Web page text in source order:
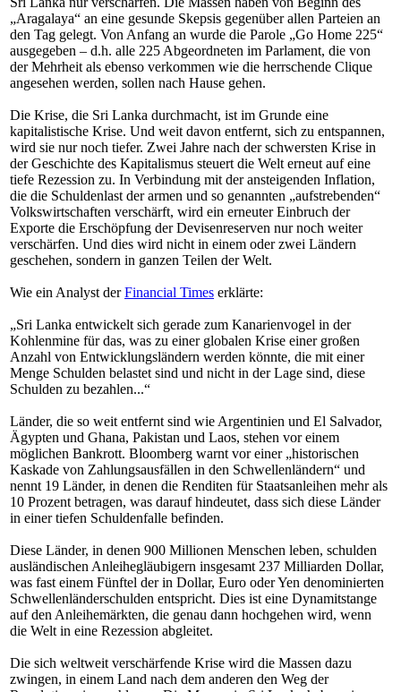
„Aragalaya“ an eine gesunde Skepsis gegenüber allen Parteien an
den Tag gelegt. Von Anfang an wurde die Parole „Go Home 225“
ausgegeben – d.h. alle 225 Abgeordneten im Parlament, die von
der Mehrheit als ebenso verkommen wie die herrschende Clique
angesehen werden, sollen nach Hause gehen.
Die Krise, die Sri Lanka durchmacht, ist im Grunde eine
kapitalistische Krise. Und weit davon entfernt, sich zu entspannen,
wird sie nur noch tiefer. Zwei Jahre nach der schwersten Krise in
der Geschichte des Kapitalismus steuert die Welt erneut auf eine
tiefe Rezession zu. In Verbindung mit der ansteigenden Inflation,
die die Schuldenlast der armen und so genannten „aufstrebenden“
Volkswirtschaften verschärft, wird ein erneuter Einbruch der
Exporte die Erschöpfung der Devisenreserven nur noch weiter
verschärfen. Und dies wird nicht in einem oder zwei Ländern
geschehen, sondern in ganzen Teilen der Welt.
Wie ein Analyst derFinancial Times erklärte:
„Sri Lanka entwickelt sich gerade zum Kanarienvogel in der
Kohlenmine für das, was zu einer globalen Krise einer großen
Anzahl von Entwicklungsländern werden könnte, die mit einer
Menge Schulden belastet sind und nicht in der Lage sind, diese
Schulden zu bezahlen...“
Länder, die so weit entfernt sind wie Argentinien und El Salvador,
Ägypten und Ghana, Pakistan und Laos, stehen vor einem
möglichen Bankrott. Bloomberg warnt vor einer „historischen
Kaskade von Zahlungsausfällen in den Schwellenländern“ und
nennt 19 Länder, in denen die Renditen für Staatsanleihen mehr als
10 Prozent betragen, was darauf hindeutet, dass sich diese Länder
in einer tiefen Schuldenfalle befinden.
Diese Länder, in denen 900 Millionen Menschen leben, schulden
ausländischen Anleihegläubigern insgesamt 237 Milliarden Dollar,
was fast einem Fünftel der in Dollar, Euro oder Yen denominierten
Schwellenländerschulden entspricht. Dies ist eine Dynamitstange
auf den Anleihemärkten, die genau dann hochgehen wird, wenn
die Welt in eine Rezession abgleitet.
Die sich weltweit verschärfende Krise wird die Massen dazu
zwingen, in einem Land nach dem anderen den Weg der